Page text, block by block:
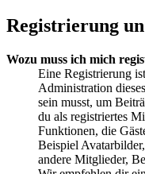
Registrierung
Wozu muss ich mich
Eine Registrierung
Administration
sein musst, um
du als registriertes
Funktionen, die
Beispiel
andere Mitglieder,